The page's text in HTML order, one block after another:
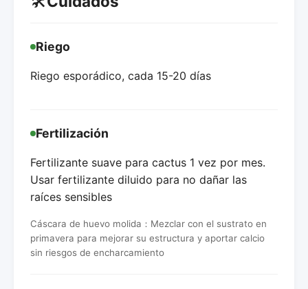
Riego
Riego esporádico, cada 15-20 días
Fertilización
Fertilizante suave para cactus 1 vez por mes.
Usar fertilizante diluido para no dañar las
raíces sensibles
Cáscara de huevo molida：Mezclar con el sustrato en
primavera para mejorar su estructura y aportar calcio
sin riesgos de encharcamiento